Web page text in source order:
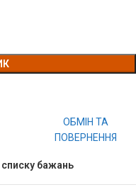
ОБМІН ТА
ПОВЕРНЕННЯ
бажань